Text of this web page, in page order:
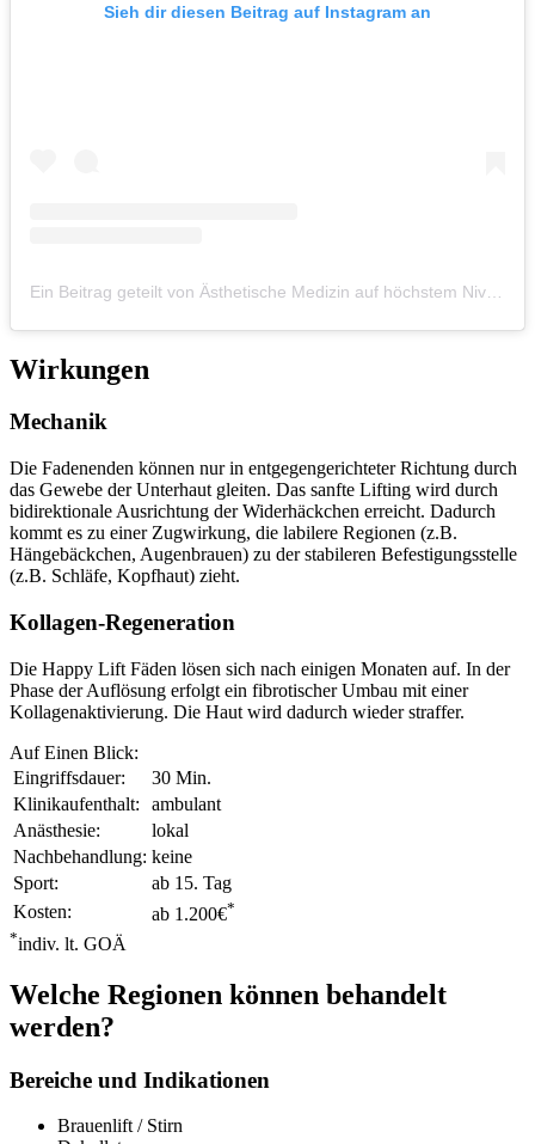
Sieh dir diesen Beitrag auf Instagram an
Wirkungen
Mechanik
Die Fadenenden können nur in entgegengerichteter Richtung durch
das Gewebe der Unterhaut gleiten. Das sanfte Lifting wird durch
bidirektionale Ausrichtung der Widerhäckchen erreicht. Dadurch
kommt es zu einer Zugwirkung, die labilere Regionen (z.B.
Hängebäckchen, Augenbrauen) zu der stabileren Befestigungsstelle
(z.B. Schläfe, Kopfhaut) zieht.
Kollagen-Regeneration
Die Happy Lift Fäden lösen sich nach einigen Monaten auf. In der
Phase der Auflösung erfolgt ein fibrotischer Umbau mit einer
Kollagenaktivierung. Die Haut wird dadurch wieder straffer.
Auf Einen Blick:
Eingriffsdauer:
30 Min.
Klinikaufenthalt:
ambulant
Anästhesie:
lokal
Nachbehandlung: keine
Sport:
ab 15. Tag
Kosten:
ab 1.200€*
*indiv. lt. GOÄ
Welche Regionen können behandelt
werden?
Bereiche und Indikationen
Brauenlift / Stirn